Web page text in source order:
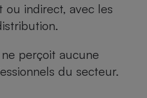
ou indirect, avec les
perçoit aucune
du secteur.